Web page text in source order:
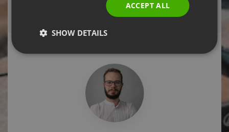
If you have already registered and can't locate
your registration confirmation email,
ACCEPT ALL
SHOW DETAILS